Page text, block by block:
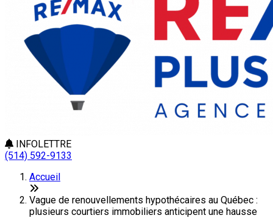
INFOLETTRE
(514) 592-9133
Accueil
Vague de renouvellements hypothécaires au Québec :
plusieurs courtiers immobiliers anticipent une hausse